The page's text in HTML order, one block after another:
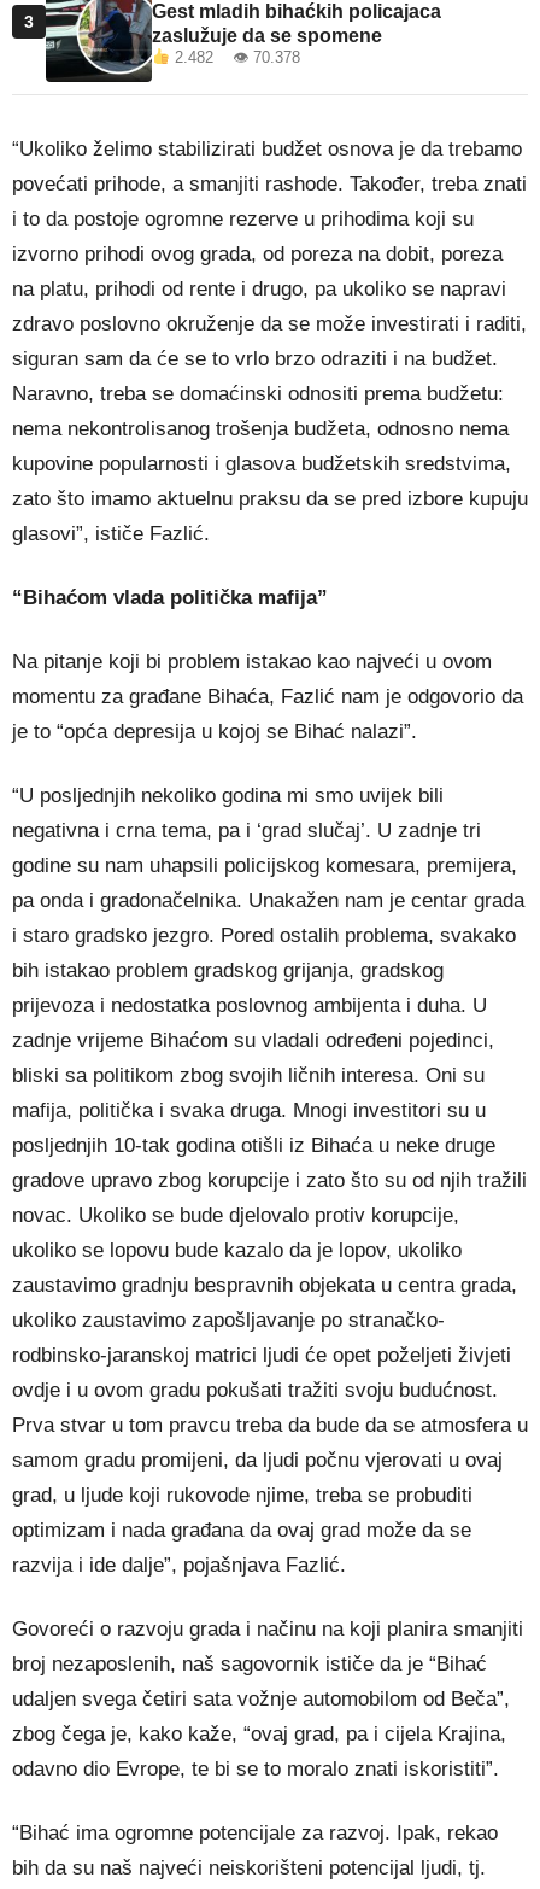
3
Gest mladih bihaćkih policajaca
zaslužuje da se spomene
2.482 👁 70.378
“Ukoliko želimo stabilizirati budžet osnova je da trebamo
povećati prihode, a smanjiti rashode. Također, treba znati
i to da postoje ogromne rezerve u prihodima koji su
izvorno prihodi ovog grada, od poreza na dobit, poreza
na platu, prihodi od rente i drugo, pa ukoliko se napravi
zdravo poslovno okruženje da se može investirati i raditi,
siguran sam da će se to vrlo brzo odraziti i na budžet.
Naravno, treba se domaćinski odnositi prema budžetu:
nema nekontrolisanog trošenja budžeta, odnosno nema
kupovine popularnosti i glasova budžetskih sredstvima,
zato što imamo aktuelnu praksu da se pred izbore kupuju
glasovi”, ističe Fazlić.
“Bihaćom vlada politička mafija”
Na pitanje koji bi problem istakao kao najveći u ovom
momentu za građane Bihaća, Fazlić nam je odgovorio da
je to “opća depresija u kojoj se Bihać nalazi”.
“U posljednjih nekoliko godina mi smo uvijek bili
negativna i crna tema, pa i ‘grad slučaj’. U zadnje tri
godine su nam uhapsili policijskog komesara, premijera,
pa onda i gradonačelnika. Unakažen nam je centar grada
i staro gradsko jezgro. Pored ostalih problema, svakako
bih istakao problem gradskog grijanja, gradskog
prijevoza i nedostatka poslovnog ambijenta i duha. U
zadnje vrijeme Bihaćom su vladali određeni pojedinci,
bliski sa politikom zbog svojih ličnih interesa. Oni su
mafija, politička i svaka druga. Mnogi investitori su u
posljednjih 10-tak godina otišli iz Bihaća u neke druge
gradove upravo zbog korupcije i zato što su od njih tražili
novac. Ukoliko se bude djelovalo protiv korupcije,
ukoliko se lopovu bude kazalo da je lopov, ukoliko
zaustavimo gradnju bespravnih objekata u centra grada,
ukoliko zaustavimo zapošljavanje po stranačko-
rodbinsko-jaranskoj matrici ljudi će opet poželjeti živjeti
ovdje i u ovom gradu pokušati tražiti svoju budućnost.
Prva stvar u tom pravcu treba da bude da se atmosfera u
samom gradu promijeni, da ljudi počnu vjerovati u ovaj
grad, u ljude koji rukovode njime, treba se probuditi
optimizam i nada građana da ovaj grad može da se
razvija i ide dalje”, pojašnjava Fazlić.
Govoreći o razvoju grada i načinu na koji planira smanjiti
broj nezaposlenih, naš sagovornik ističe da je “Bihać
udaljen svega četiri sata vožnje automobilom od Beča”,
zbog čega je, kako kaže, “ovaj grad, pa i cijela Krajina,
odavno dio Evrope, te bi se to moralo znati iskoristiti”.
“Bihać ima ogromne potencijale za razvoj. Ipak, rekao
bih da su naš najveći neiskorišteni potencijal ljudi, tj.